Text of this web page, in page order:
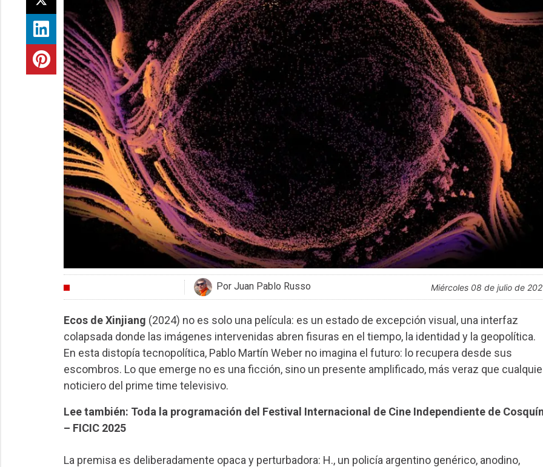
Por Juan Pablo Russo miércoles 08 de julio de
Ecos de Xinjiang (2024) no es solo una película: es un estado de excepción visual, una interfaz
colapsada donde las imágenes intervenidas abren fisuras en el tiempo, la identidad y la geopolítica.
En esta distopía tecnopolítica, Pablo Martín Weber no imagina el futuro: lo recupera desde sus
escombros. Lo que emerge no es una ficción, sino un presente amplificado, más veraz que
noticiero del prime time televisivo.
Lee también: Toda la programación del Festival Internacional de Cine Independiente de
– FICIC 2025
La premisa es deliberadamente opaca y perturbadora: H., un policía argentino genérico, anodino,